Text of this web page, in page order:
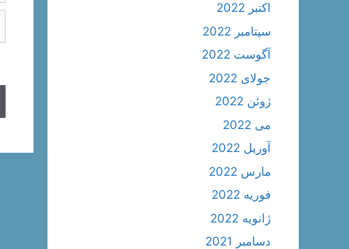
اکتبر 2022
سپتامبر 2022
آگوست 2022
جولای 2022
ژوئن 2022
می 2022
آوریل 2022
مارس 2022
فوریه 2022
ژانویه 2022
دسامبر 2021